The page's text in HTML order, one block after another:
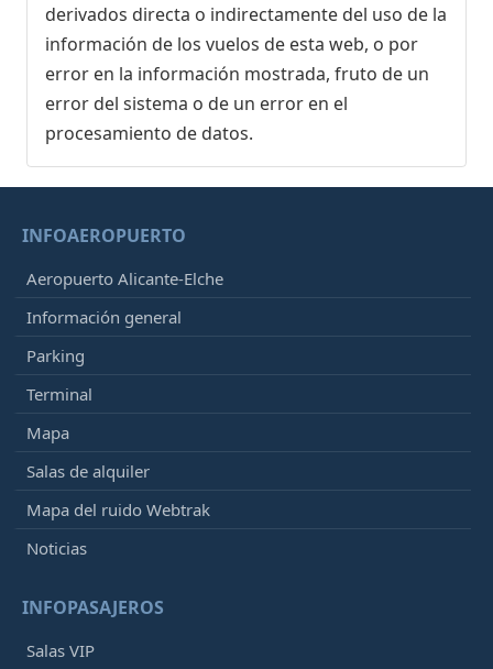
derivados directa o indirectamente del uso de la
información de los vuelos de esta web, o por
error en la información mostrada, fruto de un
error del sistema o de un error en el
procesamiento de datos.
INFOAEROPUERTO
Aeropuerto Alicante-Elche
Información general
Parking
Terminal
Mapa
Salas de alquiler
Mapa del ruido Webtrak
Noticias
INFOPASAJEROS
Salas VIP